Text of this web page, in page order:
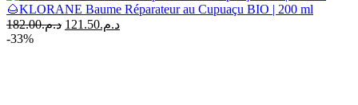
🌰KLORANE Baume Réparateur au Cupuaçu BIO | 200 ml
د.م.182.00
Le
د.م.121.50
Le
-33%